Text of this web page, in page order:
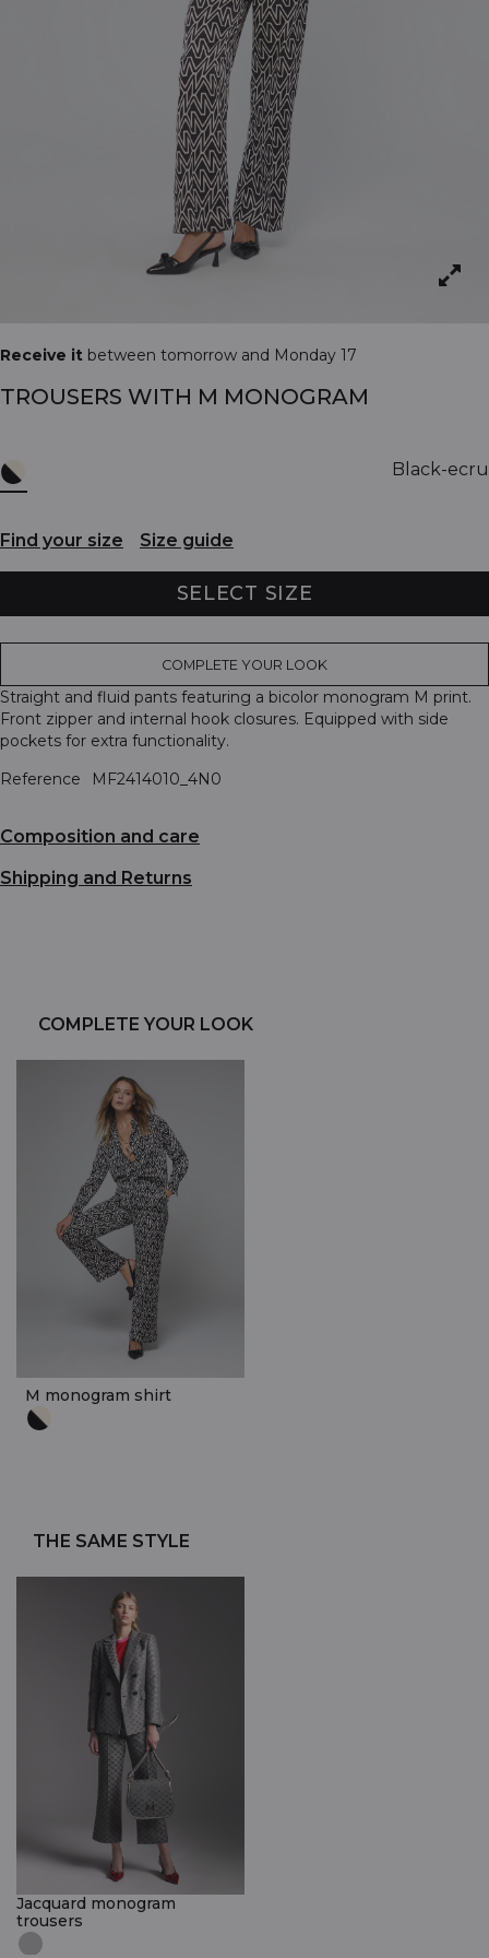
Receive it between tomorrow and Monday 17
TROUSERS WITH M MONOGRAM
Black-ecru
Find your size Size guide
SELECT SIZE
COMPLETE YOUR LOOK
Straight and fluid pants featuring a bicolor monogram M print.
Front zipper and internal hook closures. Equipped with side
pockets for extra functionality.
Reference
MF2414010_4N0
Composition and care
Shipping and Returns
COMPLETE YOUR LOOK
M monogram shirt
THE SAME STYLE
Jacquard monogram
trousers